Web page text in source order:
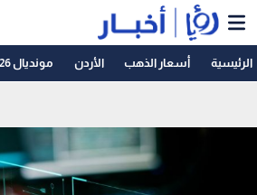
الرئيسية أسعار الذهب الأردن مونديال 2026